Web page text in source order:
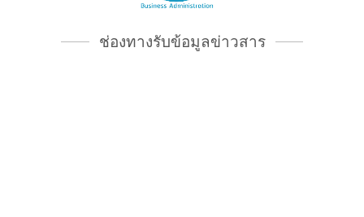
ช่องทางรับข้อมูลข่าวสาร